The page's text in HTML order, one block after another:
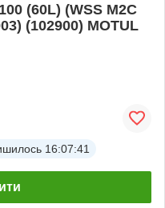
(60L) (WSS M2C
(102900) MOTUL
16:07:40